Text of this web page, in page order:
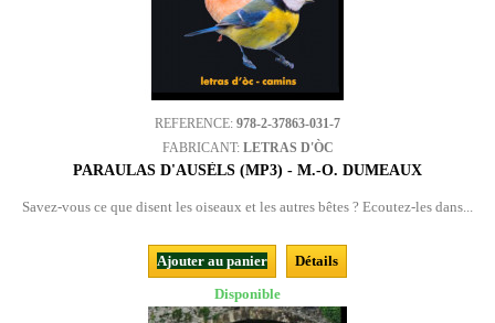
REFERENCE: 978-2-37863-031-7
FABRICANT: LETRAS D'ÒC
PARAULAS D'AUSÈLS (MP3) - M.-O. DUMEAUX
Savez-vous ce que disent les oiseaux et les autres bêtes ? Ecoutez-les dans...
Ajouter au panier
Détails
Disponible